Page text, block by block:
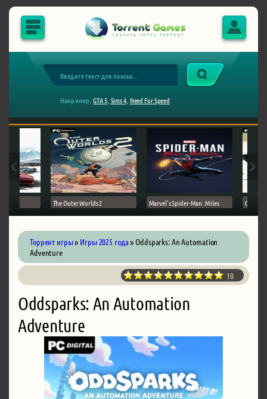
Например: GTA 5, Sims 4, Need For Speed
The Outer Worlds 2 Marvel's Spider-Man: Miles Ghost
Торрент игры» Игры 2025 года» Oddsparks: An Automation
Adventure
10
Oddsparks: An Automation
Adventure